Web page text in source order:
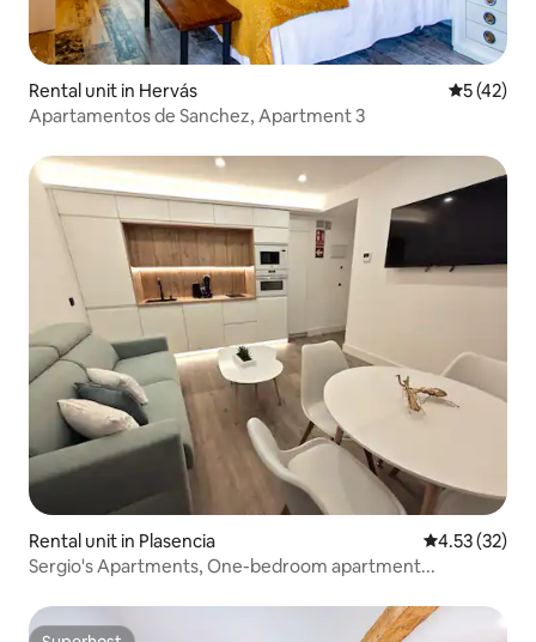
Rental unit in Hervás 5 out of 5
5 (42)
Apartamentos de Sanchez, Apartment 3
Rental unit in Plasencia 4.53 out of 5
4.53 (32)
Sergio's Apartments, One-bedroom apartment...